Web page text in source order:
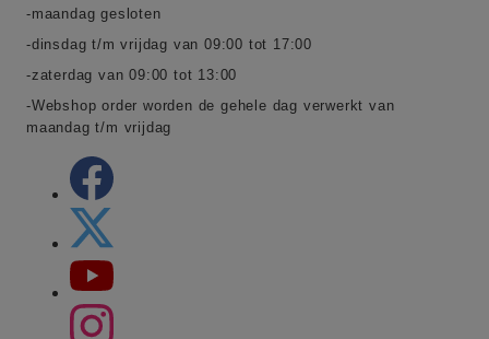
-maandag gesloten
-dinsdag t/m vrijdag van 09:00 tot 17:00
-zaterdag van 09:00 tot 13:00
-Webshop order worden de gehele dag verwerkt van
maandag t/m vrijdag